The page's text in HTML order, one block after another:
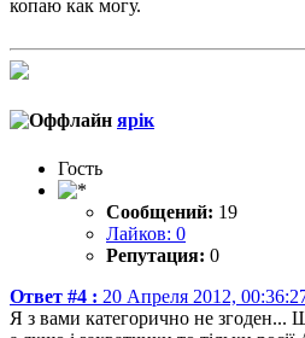
копаю как могу.
ярік
Гость
Сообщений: 19
Лайков: 0
Репутация: 0
Ответ #4 : 20 Апреля 2012,
Я з вами категорично не згоден...